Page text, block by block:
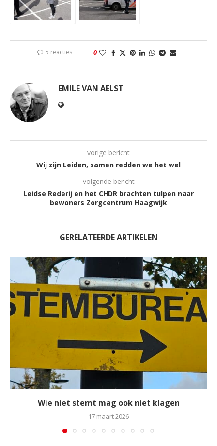
5 reacties 0
EMILE VAN AELST
vorige bericht
Wij zijn Leiden, samen redden we het wel
volgende bericht
Leidse Rederij en het CHDR brachten tulpen naar
bewoners Zorgcentrum Haagwijk
GERELATEERDE ARTIKELEN
Wie niet stemt mag ook niet klagen
17 maart 2026